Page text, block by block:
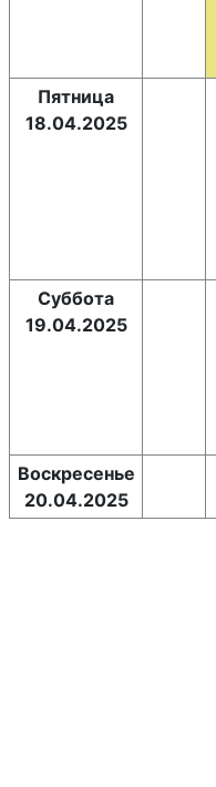
Пятница
18.04.2025
Суббота
19.04.2025
Воскресенье
20.04.2025